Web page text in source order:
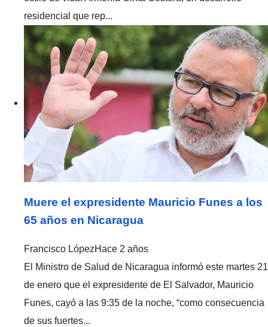
residencial que rep...
Muere el expresidente Mauricio Funes a los
65 años en Nicaragua
Francisco LópezHace 2 años
El Ministro de Salud de Nicaragua informó este martes 21
de enero que el expresidente de El Salvador, Mauricio
Funes, cayó a las 9:35 de la noche, “como consecuencia
de sus fuertes...